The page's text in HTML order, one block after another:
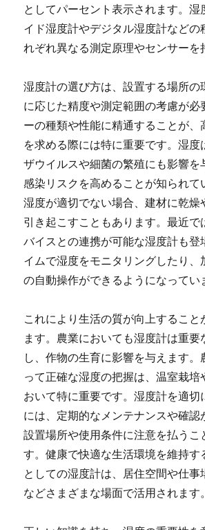
としてパーセント表示されます。湿
イド湿度計やデジタル湿度計などの
れぞれ異なる測定原理やセンサーを
湿度計の選び方は、設置する場所の
に応じた精度や測定範囲の考慮が必
ーの種類や性能に精通することが、
を求める際には特に重要です。湿度
ザウイルスや細菌の繁殖にも影響を
感染リスクを高めることが知られて
湿度が適切でない場合、建材に乾燥
引き起こすこともあります。最近で
バイスとの連携が可能な湿度計も登
イムで湿度をモニタリングしたり、
の自動操作ができるようになってい
これにより生活の質が向上すること
ます。農業においても湿度計は重要
し、作物の生育に影響を与えます。
って正確な湿度の把握は、温室栽培
おいて特に重要です。湿度計を適切
には、定期的なメンテナンスや確認
設置場所や使用条件に注意を払うこ
す。健康で快適な生活環境を維持す
としての湿度計は、居住空間や仕事
などさまざまな場面で活用されます。